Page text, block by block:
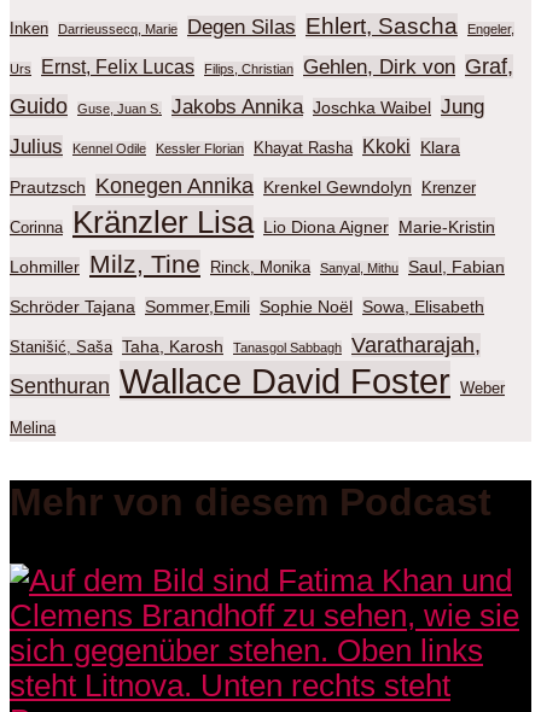
Inken Darrieussecq, Marie Degen Silas Ehlert, Sascha Engeler,
Urs Ernst, Felix Lucas Filips, Christian Gehlen, Dirk von Graf,
Guido
Guse, Juan S. Jakobs Annika Joschka Waibel Jung
Julius
Kennel Odile Kessler Florian Khayat Rasha Kkoki Klara
Prautzsch Konegen Annika Krenkel Gewndolyn Krenzer
Corinna Kränzler Lisa Lio Diona Aigner Marie-Kristin
Lohmiller Milz, Tine Rinck, Monika Sanyal, Mithu Saul, Fabian
Schröder Tajana Sommer,Emili Sophie Noël Sowa, Elisabeth
Stanišić, Saša Taha, Karosh Tanasgol Sabbagh
Varatharajah,
Senthuran Wallace David Foster Weber
Melina
Mehr von diesem Podcast